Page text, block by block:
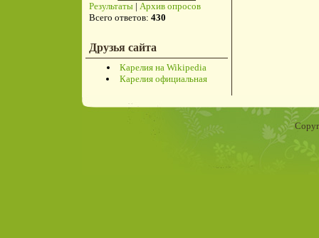
Результаты | Архив опросов
Всего ответов: 430
Друзья сайта
Карелия на Wikipedia
Карелия официальная